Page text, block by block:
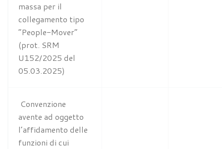
massa per il
collegamento tipo
“People-Mover”
(prot. SRM
U152/2025 del
05.03.2025)
Convenzione
avente ad oggetto
l’affidamento delle
funzioni di cui